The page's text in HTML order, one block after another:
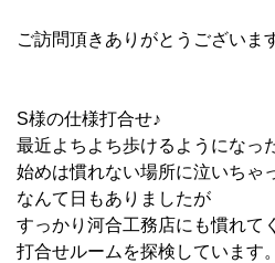
ご訪問頂きありがとうございま
S様の仕様打合せ♪
最近よちよち歩けるようになっ
始めは慣れない場所に泣いちゃ
なんて日もありましたが
すっかり河合工務店にも慣れて
打合せルームを探検しています。